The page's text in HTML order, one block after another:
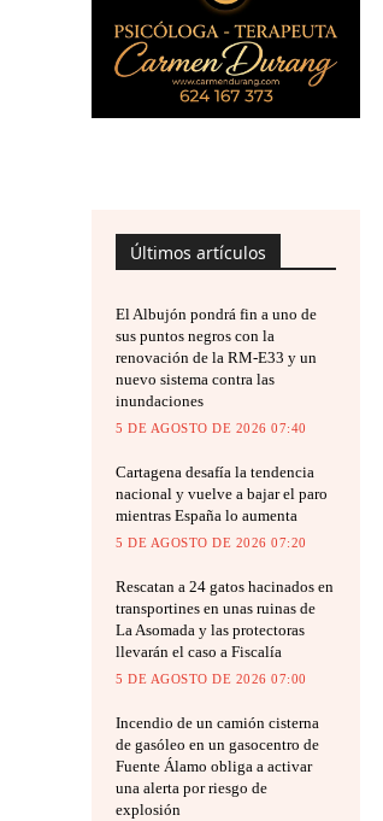
Últimos artículos
El Albujón pondrá fin a uno de
sus puntos negros con la
renovación de la RM-E33 y un
nuevo sistema contra las
inundaciones
5 DE AGOSTO DE 2026 07:40
Cartagena desafía la tendencia
nacional y vuelve a bajar el paro
mientras España lo aumenta
5 DE AGOSTO DE 2026 07:20
Rescatan a 24 gatos hacinados en
transportines en unas ruinas de
La Asomada y las protectoras
llevarán el caso a Fiscalía
5 DE AGOSTO DE 2026 07:00
Incendio de un camión cisterna
de gasóleo en un gasocentro de
Fuente Álamo obliga a activar
una alerta por riesgo de
explosión